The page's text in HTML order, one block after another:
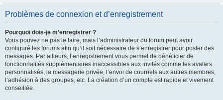
Problèmes de connexion et d’enregistrement
Pourquoi dois-je m’enregistrer ?
Vous pouvez ne pas le faire, mais l’administrateur du forum peut avoir
configuré les forums afin qu’il soit nécessaire de s’enregistrer pour poster des
messages. Par ailleurs, l’enregistrement vous permet de bénéficier de
fonctionnalités supplémentaires inaccessibles aux invités comme les avatars
personnalisés, la messagerie privée, l’envoi de courriels aux autres membres,
l’adhésion à des groupes, etc. La création d’un compte est rapide et vivement
conseillée.